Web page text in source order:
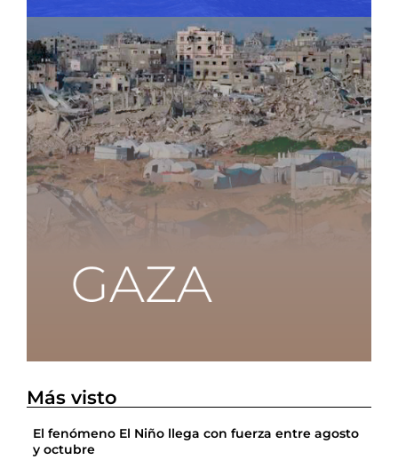
Más visto
El fenómeno El Niño llega con fuerza entre agosto
y octubre